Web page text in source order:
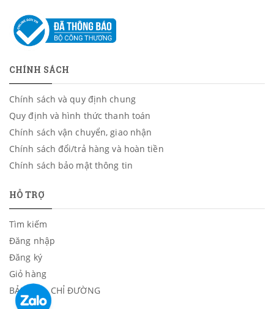
CHÍNH SÁCH
Chính sách và quy định chung
Quy định và hình thức thanh toán
Chính sách vận chuyển, giao nhận
Chính sách đổi/trả hàng và hoàn tiền
Chính sách bảo mật thông tin
HỖ TRỢ
Tìm kiếm
Đăng nhập
Đăng ký
Giỏ hàng
BẢN ĐỒ - CHỈ ĐƯỜNG